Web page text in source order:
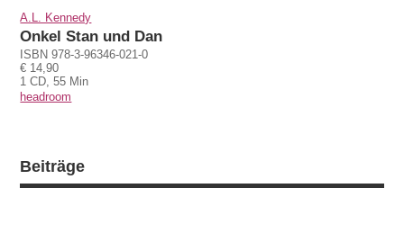
A.L. Kennedy
Onkel Stan und Dan
ISBN 978-3-96346-021-0
€ 14,90
1 CD, 55 Min
headroom
Beiträge